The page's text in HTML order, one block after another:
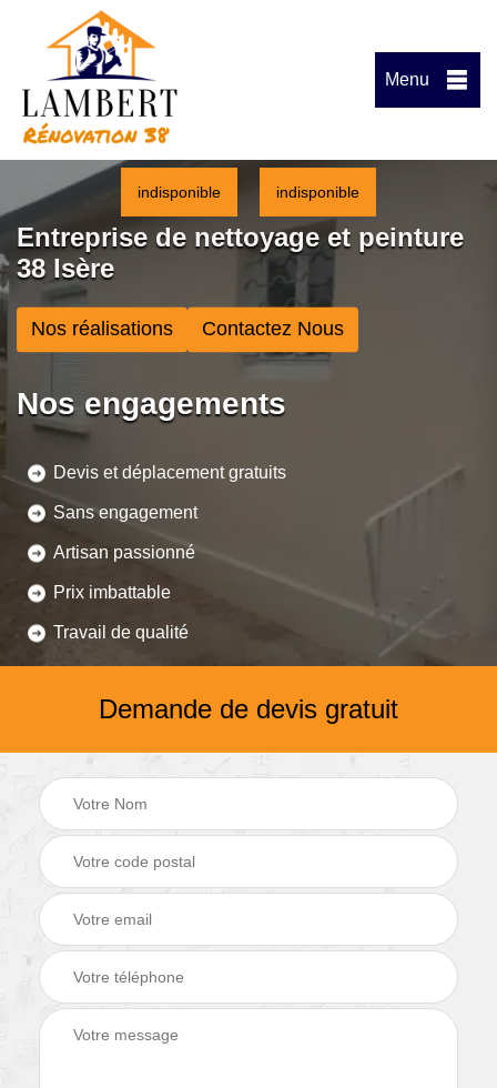
Menu
indisponible indisponible
Entreprise de nettoyage et peinture
38 Isère
Nos réalisations Contactez Nous
Nos engagements
Devis et déplacement gratuits
Sans engagement
Artisan passionné
Prix imbattable
Travail de qualité
Demande de devis gratuit